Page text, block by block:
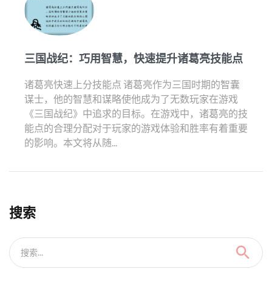
三国战纪：巧用智慧，快速提升诸葛亮技能点
诸葛亮快速上分技能点 诸葛亮作为三国时期的智囊
谋士，他的智慧和谋略使他成为了无数玩家在游戏
《三国战纪》中追求的目标。在游戏中，诸葛亮的技
能点的合理分配对于玩家的游戏体验和胜率有着重要
的影响。本文将从随...
搜索
搜索...